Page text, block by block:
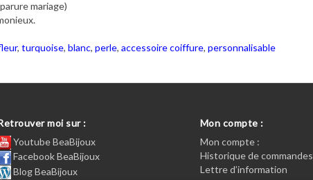
mariage)
, turquoise, blanc, perle, accessoire coiffure, personnalisable
moi sur :
Youtube BeaBijoux
Facebook BeaBijoux
Blog BeaBijoux
Mon compte :
Mon compte :
Historique de commandes
Lettre d’information